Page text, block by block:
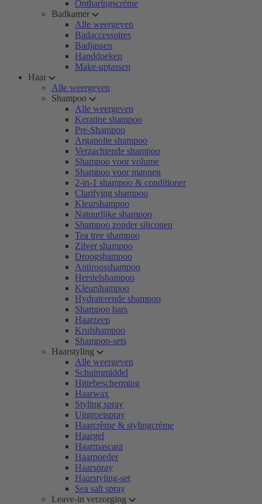
Ontharingscrème
Badkamer
Alle weergeven
Badaccessoires
Badjassen
Handdoeken
Make-uptassen
Haar
Alle weergeven
Shampoo
Alle weergeven
Keratine shampoo
Pre-Shampoo
Arganolie shampoo
Verzachtende shampoo
Shampoo voor volume
Shampoo voor mannen
2-in-1 shampoo & conditioner
Clarifying shampoo
Kleurshampoo
Natuurlijke shampoo
Shampoo zonder siliconen
Tea tree shampoo
Zilver shampoo
Droogshampoo
Antiroosshampoo
Herstelshampoo
Kleurshampoo
Hydraterende shampoo
Shampoo bars
Haarzeep
Krulshampoo
Shampoo-sets
Haarstyling
Alle weergeven
Schuimmiddel
Hittebescherming
Haarwax
Styling spray
Uitgroeispray
Haarcrème & stylingcrème
Haargel
Haarmascara
Haarpoeder
Haarspray
Haarstyling-set
Sea salt spray
Leave-in verzorging